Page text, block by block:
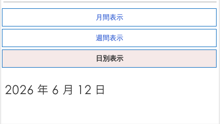
月間表示
週間表示
日別表示